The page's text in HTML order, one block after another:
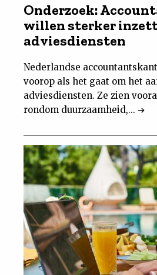
Onderzoek:
willen sterker
adviesdiensten
Nederlandse
voorop als het gaat om het
adviesdiensten. Ze zien
rondom duurzaamheid,...